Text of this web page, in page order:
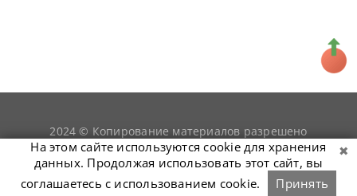
2024 © Копирование материалов разрешено
только при условии гиперссылки наsnookerist.ru
На этом сайте используются cookie для хранения
данных. Продолжая использовать этот сайт, вы
соглашаетесь с использованием cookie.
Принять